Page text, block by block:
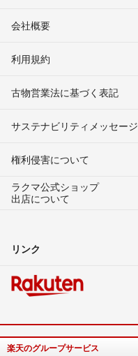
会社概要
利用規約
古物営業法に基づく表記
サステナビリティメッセージ
権利侵害について
ラクマ公式ショップ
出店について
リンク
楽天のグループサービス